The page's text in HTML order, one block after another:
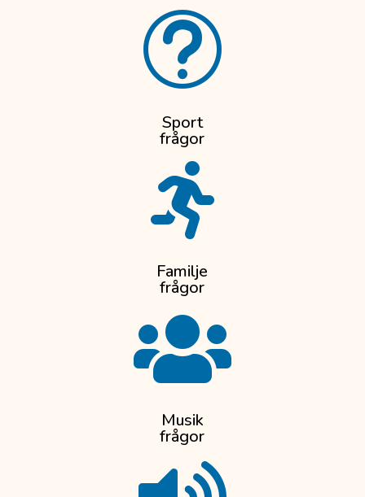
t
Sport
frågor

Familje
frågor

Musik
frågor